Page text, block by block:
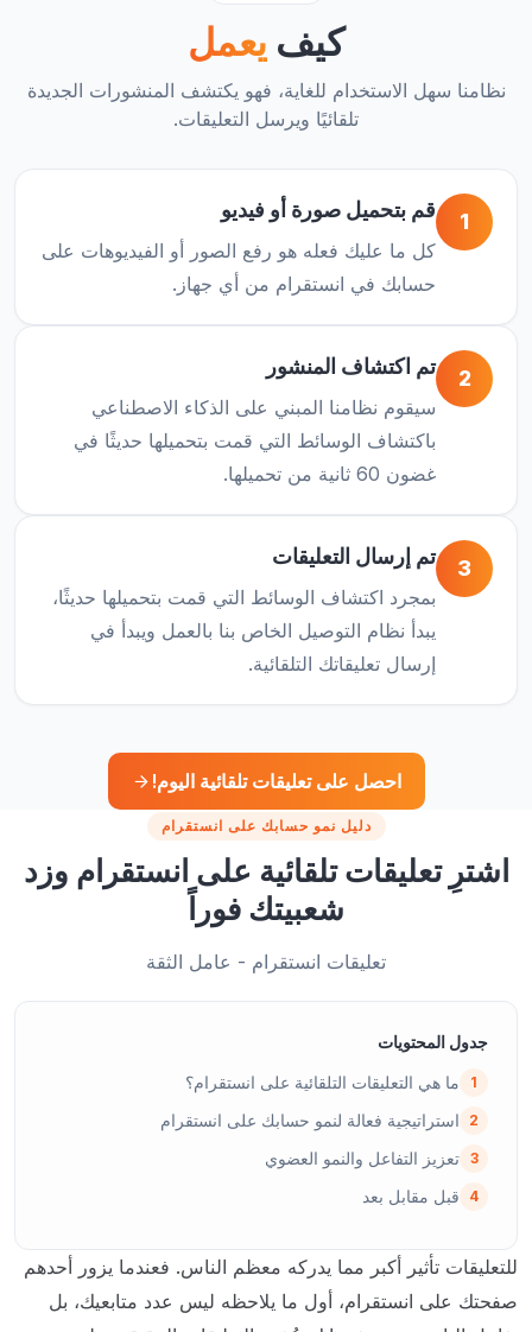
كيف يعمل
نظامنا سهل الاستخدام للغاية، فهو يكتشف المنشورات الجديدة
تلقائيًا ويرسل التعليقات.
1 قم بتحميل صورة أو فيديو
كل ما عليك فعله هو رفع الصور أو الفيديوهات على
حسابك في انستقرام من أي جهاز.
2 تم اكتشاف المنشور
سيقوم نظامنا المبني على الذكاء الاصطناعي
باكتشاف الوسائط التي قمت بتحميلها حديثًا في
غضون 60 ثانية من تحميلها.
3 تم إرسال التعليقات
بمجرد اكتشاف الوسائط التي قمت بتحميلها حديثًا،
يبدأ نظام التوصيل الخاص بنا بالعمل ويبدأ في
إرسال تعليقاتك التلقائية.
احصل على تعليقات تلقائية اليوم!
دليل نمو حسابك على انستقرام
اشترِ تعليقات تلقائية على انستقرام وزد
شعبيتك فوراً
تعليقات انستقرام - عامل الثقة
جدول المحتويات
1 ما هي التعليقات التلقائية على انستقرام؟
2 استراتيجية فعالة لنمو حسابك على انستقرام
3 تعزيز التفاعل والنمو العضوي
4 قبل مقابل بعد
للتعليقات تأثير أكبر مما يدركه معظم الناس. فعندما يزور أحدهم
صفحتك على انستقرام، أول ما يلاحظه ليس عدد متابعيك، بل